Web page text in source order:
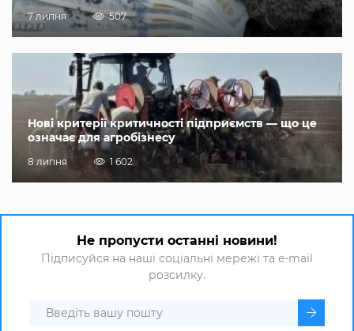
7 липня 507
Нові критерії критичності підприємств — що це
означає для агробізнесу
8 липня 1 602
Не пропусти останні новини!
Підписуйся на наші соціальні мережі та e-mail
розсилку.